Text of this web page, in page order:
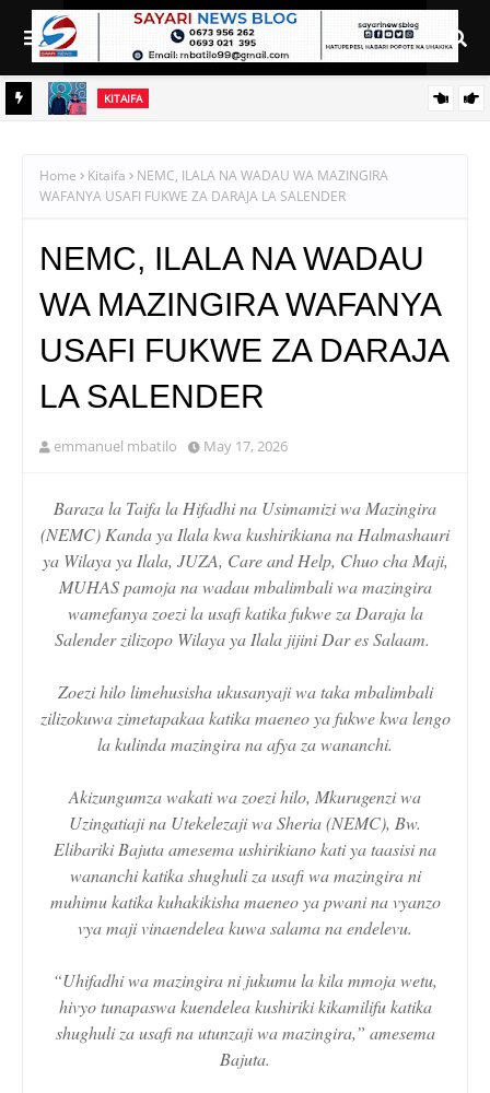
KITAIFA
Home Kitaifa
NEMC, ILALA NA WADAU WA MAZINGIRA
WAFANYA USAFI FUKWE ZA DARAJA LA SALENDER
NEMC, ILALA NA WADAU
WA MAZINGIRA WAFANYA
USAFI FUKWE ZA DARAJA
LA SALENDER
emmanuel mbatilo May 17, 2026
Baraza la Taifa la Hifadhi na Usimamizi wa Mazingira
(NEMC) Kanda ya Ilala kwa kushirikiana na Halmashauri
ya Wilaya ya Ilala, JUZA, Care and Help, Chuo cha Maji,
MUHAS pamoja na wadau mbalimbali wa mazingira
wamefanya zoezi la usafi katika fukwe za Daraja la
Salender zilizopo Wilaya ya Ilala jijini Dar es Salaam.
Zoezi hilo limehusisha ukusanyaji wa taka mbalimbali
zilizokuwa zimetapakaa katika maeneo ya fukwe kwa lengo
la kulinda mazingira na afya za wananchi.
Akizungumza wakati wa zoezi hilo, Mkurugenzi wa
Uzingatiaji na Utekelezaji wa Sheria (NEMC), Bw.
Elibariki Bajuta amesema ushirikiano kati ya taasisi na
wananchi katika shughuli za usafi wa mazingira ni
muhimu katika kuhakikisha maeneo ya pwani na vyanzo
vya maji vinaendelea kuwa salama na endelevu.
“Uhifadhi wa mazingira ni jukumu la kila mmoja wetu,
hivyo tunapaswa kuendelea kushiriki kikamilifu katika
shughuli za usafi na utunzaji wa mazingira,” amesema
Bajuta.